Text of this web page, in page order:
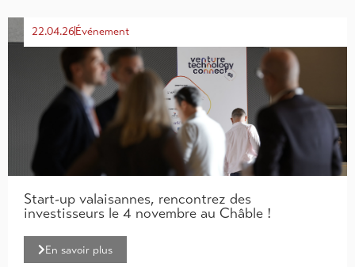
22.04.26Événement
Start-up valaisannes, rencontrez des
investisseurs le 4 novembre au Châble !
En savoir plus